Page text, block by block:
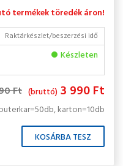
termékek töredék áron!
Raktárkészlet/beszerzési idő
Készleten
Ft (bruttó) 3 990 Ft
karton=10db